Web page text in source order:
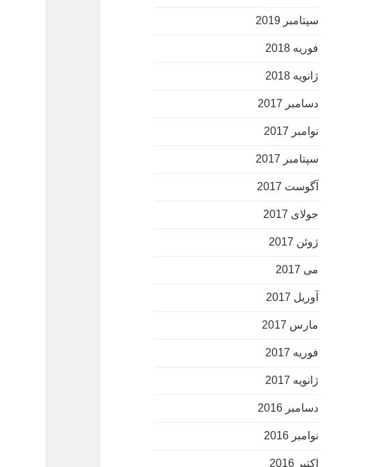
سپتامبر 2019
فوریه 2018
ژانویه 2018
دسامبر 2017
نوامبر 2017
سپتامبر 2017
آگوست 2017
جولای 2017
ژوئن 2017
می 2017
آوریل 2017
مارس 2017
فوریه 2017
ژانویه 2017
دسامبر 2016
نوامبر 2016
اکتبر 2016